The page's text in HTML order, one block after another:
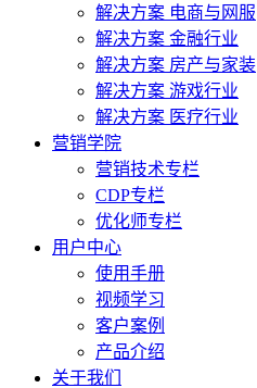
解决方案 电商与网服
解决方案 金融行业
解决方案 房产与家装
解决方案 游戏行业
解决方案 医疗行业
营销学院
营销技术专栏
CDP专栏
优化师专栏
用户中心
使用手册
视频学习
客户案例
产品介绍
关于我们